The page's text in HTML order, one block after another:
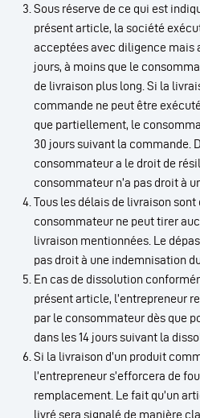
Sous réserve de ce qui est
présent article, la société
acceptées avec diligence mais
jours, à moins que le
de livraison plus long. Si la
commande ne peut être
que partiellement, le
30 jours suivant la commande.
consommateur a le droit de
consommateur n’a pas droit à
Tous les délais de livraison
consommateur ne peut tirer
livraison mentionnées. Le
pas droit à une indemnisation
En cas de dissolution
présent article, l’entrepreneur
par le consommateur dès que
dans les 14 jours suivant la
Si la livraison d’un produit
l’entrepreneur s’efforcera de
remplacement. Le fait qu’un
livré sera signalé de manière